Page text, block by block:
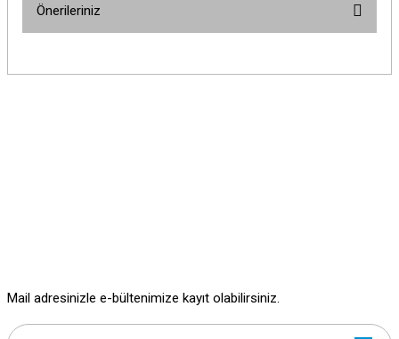
Önerileriniz
yetersiz gördüğünüz noktaları öneri formunu kullanarak tarafımıza
Mail adresinizle e-bültenimize kayıt olabilirsiniz.